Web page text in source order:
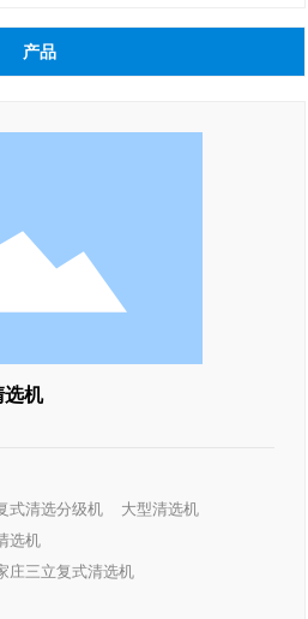
产品
机
式清选分级机
大型清选机
选机
庄三立复式清选机